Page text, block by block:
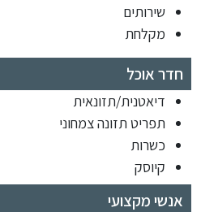
שירותים
מקלחת
חדר אוכל
דיאטנית/תזונאית
תפריט תזונה צמחוני
כשרות
קיוסק
אנשי מקצועי